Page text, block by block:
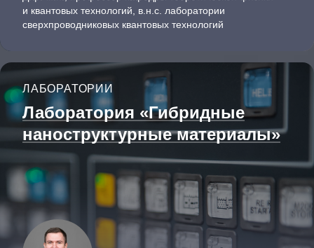
и квантовых технологий, в.н.с. лаборатории
сверхпроводниковых квантовых технологий
ЛАБОРАТОРИИ
Лаборатория «Гибридные
наноструктурные материалы»